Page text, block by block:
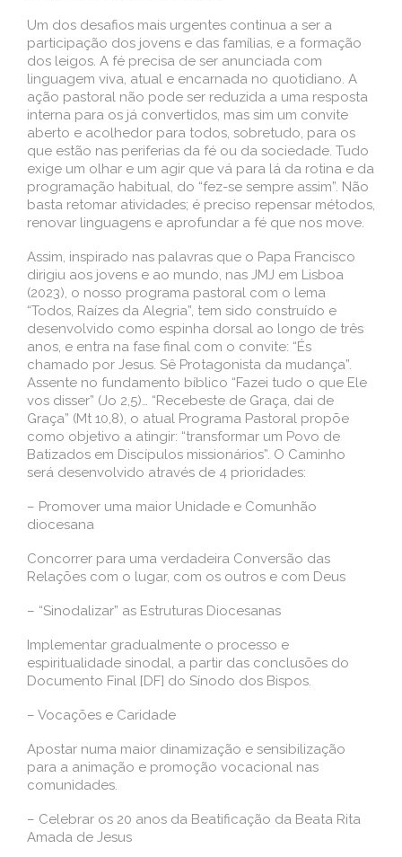
Um dos desafios mais urgentes continua a ser a
participação dos jovens e das famílias, e a formação
dos leigos. A fé precisa de ser anunciada com
linguagem viva, atual e encarnada no quotidiano. A
ação pastoral não pode ser reduzida a uma resposta
interna para os já convertidos, mas sim um convite
aberto e acolhedor para todos, sobretudo, para os
que estão nas periferias da fé ou da sociedade. Tudo
exige um olhar e um agir que vá para lá da rotina e da
programação habitual, do “fez-se sempre assim”. Não
basta retomar atividades; é preciso repensar métodos,
renovar linguagens e aprofundar a fé que nos move.
Assim, inspirado nas palavras que o Papa Francisco
dirigiu aos jovens e ao mundo, nas JMJ em Lisboa
(2023), o nosso programa pastoral com o lema
“Todos, Raízes da Alegria”, tem sido construído e
desenvolvido como espinha dorsal ao longo de três
anos, e entra na fase final com o convite: “És
chamado por Jesus. Sê Protagonista da mudança”.
Assente no fundamento bíblico “Fazei tudo o que Ele
vos disser” (Jo 2,5)… “Recebeste de Graça, dai de
Graça” (Mt 10,8), o atual Programa Pastoral propõe
como objetivo a atingir: “transformar um Povo de
Batizados em Discípulos missionários”. O Caminho
será desenvolvido através de 4 prioridades:
– Promover uma maior Unidade e Comunhão
diocesana
Concorrer para uma verdadeira Conversão das
Relações com o lugar, com os outros e com Deus
– “Sinodalizar” as Estruturas Diocesanas
Implementar gradualmente o processo e
espiritualidade sinodal, a partir das conclusões do
Documento Final [DF] do Sínodo dos Bispos.
– Vocações e Caridade
Apostar numa maior dinamização e sensibilização
para a animação e promoção vocacional nas
comunidades.
– Celebrar os 20 anos da Beatificação da Beata Rita
Amada de Jesus